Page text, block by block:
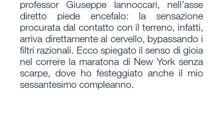
professor Giuseppe Iannoccari, nell’asse
diretto piede encefalo: la sensazione
procurata dal contatto con il terreno, infatti,
arriva direttamente al cervello, bypassando i
filtri razionali. Ecco spiegato il senso di gioia
nel correre la maratona di New York senza
scarpe, dove ho festeggiato anche il mio
sessantesimo compleanno.